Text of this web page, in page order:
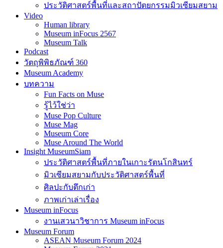
ประวัติศาสตร์พื้นที่และสถาปัตยกรรมมิวเซียมสยาม
Video
Human library
Museum inFocus 2567
Museum Talk
Podcast
วัตถุพิพิธภัณฑ์ 360
Museum Academy
บทความ
Fun Facts on Muse
รู้ไว้ใช่ว่า
Muse Pop Culture
Muse Mag
Museum Core
Muse Around The World
Insight MuseumSiam
ประวัติศาสตร์พื้นที่ภายในเกาะรัตนโกสินทร์
มิวเซียมสยามกับประวัติศาสตร์พื้นที่
ศิลปะกับตึกเก่า
ภาพเก่าเล่าเรื่อง
Museum inFocus
งานเสวนาวิชาการ Museum inFocus
Museum Forum
ASEAN Museum Forum 2024